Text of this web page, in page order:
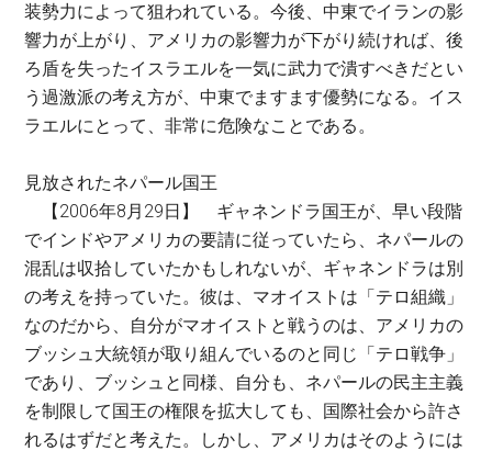
装勢力によって狙われている。今後、中東でイランの影
響力が上がり、アメリカの影響力が下がり続ければ、後
ろ盾を失ったイスラエルを一気に武力で潰すべきだとい
う過激派の考え方が、中東でますます優勢になる。イス
ラエルにとって、非常に危険なことである。
見放されたネパール国王
【2006年8月29日】 ギャネンドラ国王が、早い段階
でインドやアメリカの要請に従っていたら、ネパールの
混乱は収拾していたかもしれないが、ギャネンドラは別
の考えを持っていた。彼は、マオイストは「テロ組織」
なのだから、自分がマオイストと戦うのは、アメリカの
ブッシュ大統領が取り組んでいるのと同じ「テロ戦争」
であり、ブッシュと同様、自分も、ネパールの民主主義
を制限して国王の権限を拡大しても、国際社会から許さ
れるはずだと考えた。しかし、アメリカはそのようには